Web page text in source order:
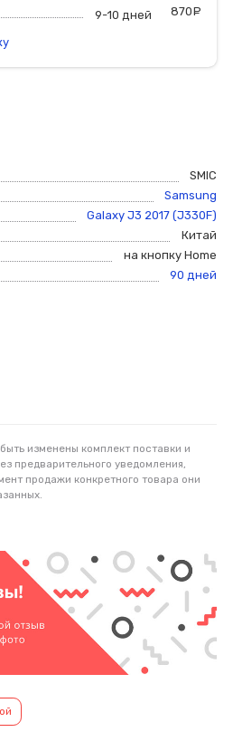
9-10 дней 870
SMIC
Samsung
Galaxy J3 2017 (J330F)
Китай
на кнопку Home
90 дней
изменены комплект поставки и
предварительного уведомления,
продажи конкретного товара они